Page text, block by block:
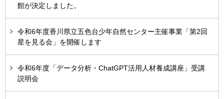
館が決定しました。
令和6年度香川県立五色台少年自然センター主催事業「第2回
星を見る会」を開催します
令和6年度「データ分析・ChatGPT活用人材養成講座」受講
説明会